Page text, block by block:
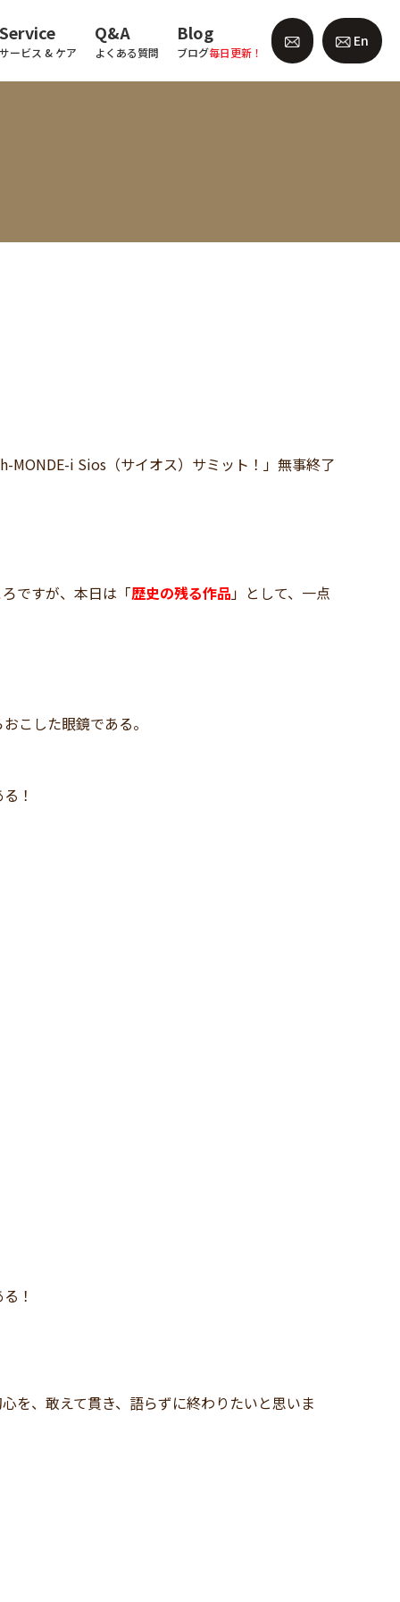
Service
サービス & ケア
Q&A
よくある質問
Blog
ブログ毎日更新！
En
i Sios（サイオス）サミット！」無事終了
ですが、本日は「歴史の残る作品」として、一点
こした眼鏡である。
！
！
を、敢えて貫き、語らずに終わりたいと思いま